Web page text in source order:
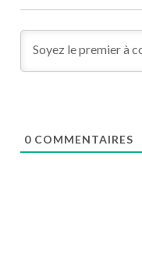
0 COMMENTAIRES